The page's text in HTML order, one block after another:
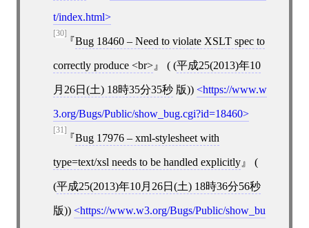
t/index.html
[30]
Bug 18460 – Need to violate XSLT spec to
correctly produce <br> ( (平成25(2013)年10
月26日(土) 18時35分35秒版)) https://www.w
3.org/Bugs/Public/show_bug.cgi?id=18460
[31]
Bug 17976 – xml-stylesheet with
type=text/xsl needs to be handled explicitly (
(平成25(2013)年10月26日(土) 18時36分56秒
版)) https://www.w3.org/Bugs/Public/show_bu